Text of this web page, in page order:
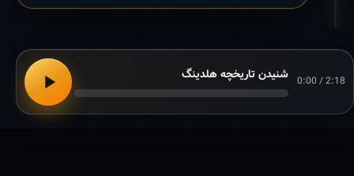
0:00 / 2:18 شنیدن تاریخچه هلدینگ